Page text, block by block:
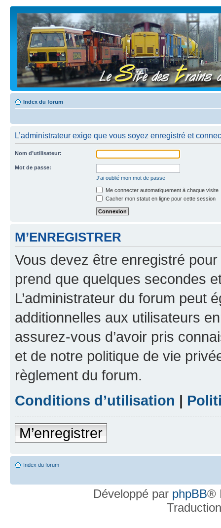
Index du forum
L’administrateur exige que vous soyez enregistré et
Nom d’utilisateur:
Mot de passe:
J’ai oublié mon mot de passe
Me connecter automatiquement à chaque visite
Cacher mon statut en ligne pour cette session
M’ENREGISTRER
Vous devez être enregistré
prend que quelques secondes
L’administrateur du forum peut
additionnelles aux utilisateurs
assurez-vous d’avoir pris
et de notre politique de vie
règlement du forum.
Conditions d’utilisation |
M’enregistrer
Index du forum
Développé par phpBB®